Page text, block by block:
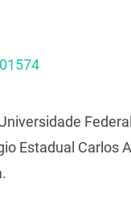
Estadual Carlos